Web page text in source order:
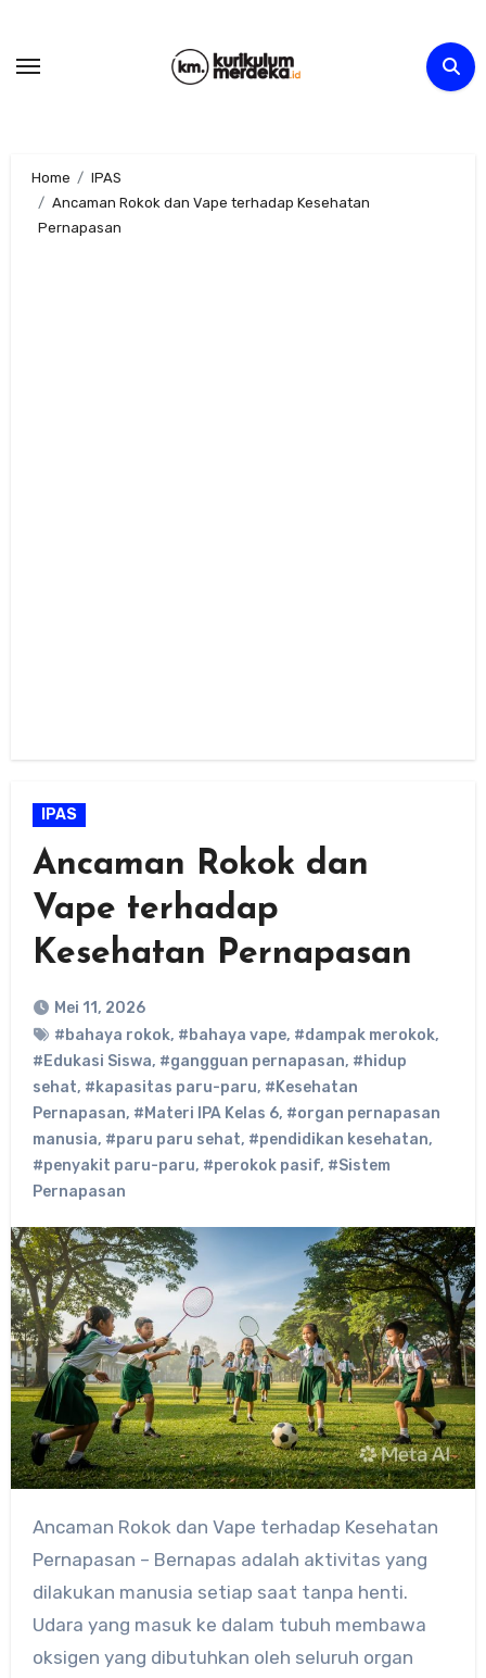
content
Home
IPAS
Ancaman Rokok dan Vape terhadap Kesehatan
Pernapasan
IPAS
Ancaman Rokok dan
Vape terhadap
Kesehatan Pernapasan
Mei 11, 2026
#bahaya rokok, #bahaya vape, #dampak merokok,
#Edukasi Siswa, #gangguan pernapasan, #hidup
sehat, #kapasitas paru-paru, #Kesehatan
Pernapasan, #Materi IPA Kelas 6, #organ pernapasan
manusia, #paru paru sehat, #pendidikan kesehatan,
#penyakit paru-paru, #perokok pasif, #Sistem
Pernapasan
Ancaman Rokok dan Vape terhadap Kesehatan
Pernapasan – Bernapas adalah aktivitas yang
dilakukan manusia setiap saat tanpa henti.
Udara yang masuk ke dalam tubuh membawa
oksigen yang dibutuhkan oleh seluruh organ